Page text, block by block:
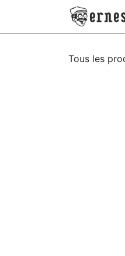
SE RENDRE AU CONTENU
Tous les